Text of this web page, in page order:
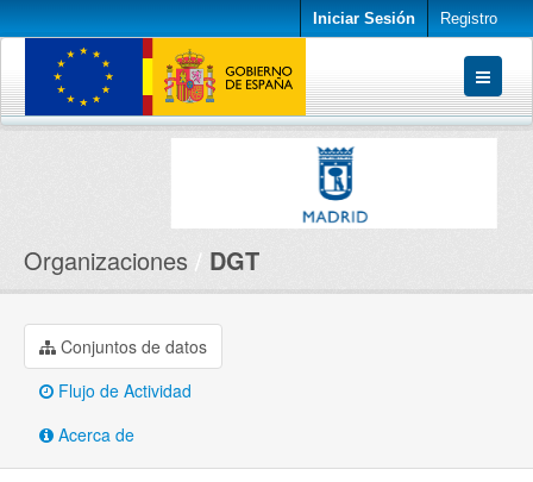
Iniciar Sesión Registro
Conjuntos de datos
Organizaciones DGT
Conjuntos de datos
Flujo de Actividad
Acerca de